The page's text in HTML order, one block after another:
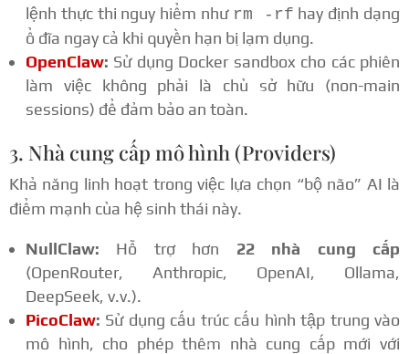
lệnh thực thi nguy hiểm như rm -rf hay định dạng
ổ đĩa ngay cả khi quyền hạn bị lạm dụng.
OpenClaw: Sử dụng Docker sandbox cho các phiên
làm việc không phải là chủ sở hữu (non-main
sessions) để đảm bảo an toàn.
3. Nhà cung cấp mô hình (Providers)
Khả năng linh hoạt trong việc lựa chọn “bộ não” AI là
điểm mạnh của hệ sinh thái này.
NullClaw: Hỗ trợ hơn 22 nhà cung cấp
(OpenRouter, Anthropic, OpenAI, Ollama,
DeepSeek, v.v.).
PicoClaw: Sử dụng cấu trúc cấu hình tập trung vào
mô hình, cho phép thêm nhà cung cấp mới với